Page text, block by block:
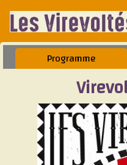
Programme